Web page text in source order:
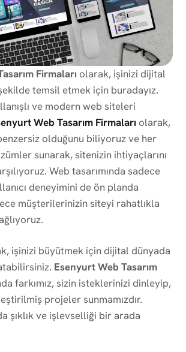
Firmaları olarak, işinizi dijital
temsil etmek için buradayız.
ve modern web siteleri
Web Tasarım Firmaları olarak,
olduğunu biliyoruz ve her
sunarak, sitenizin ihtiyaçlarını
Web tasarımında sadece
deneyimini de ön planda
müşterilerinizin siteyi rahatlıkla
işinizi büyütmek için dijital dünyada
Esenyurt Web Tasarım
farkımız, sizin isteklerinizi dinleyip,
projeler sunmamızdır.
şıklık ve işlevselliği bir arada